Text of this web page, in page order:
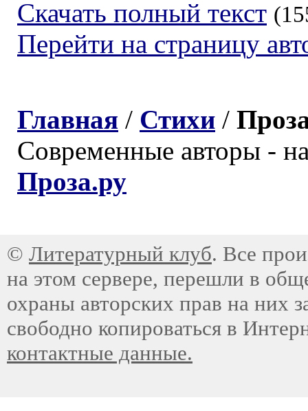
Скачать полный текст
Перейти на страницу
Главная / Стихи /
Современные авторы -
Проза.ру
© Литературный клуб. Все
на этом сервере, перешли в
охраны авторских прав на них
свободно копироваться в
контактные данные.